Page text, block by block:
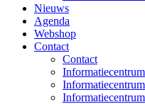
Nieuws
Agenda
Webshop
Contact
Contact